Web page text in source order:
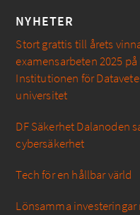
NYHETER
Stort grattis till årets
examensarbeten 2025
Institutionen för
universitet
DF Säkerhet Dalanoden
cybersäkerhet
Tech för en hållbar värld
Lönsamma